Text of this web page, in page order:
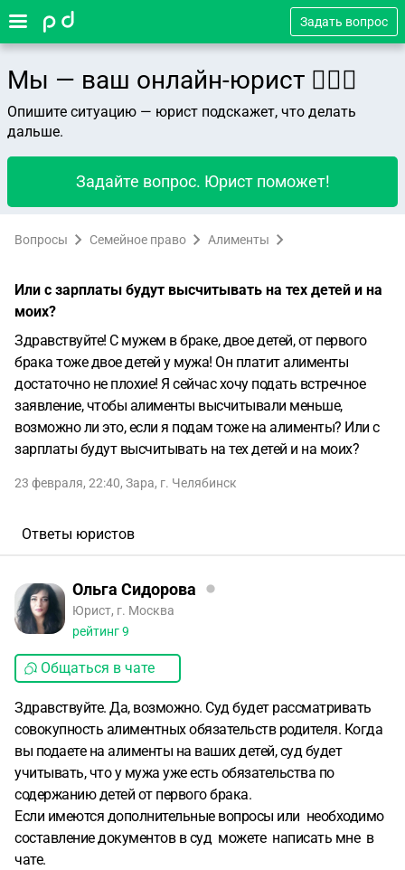
Задать вопрос
Мы — ваш онлайн-юрист 👨🏻‍⚖️
Опишите ситуацию — юрист подскажет, что делать
дальше.
Задайте вопрос. Юрист поможет!
Вопросы Семейное право Алименты
Или с зарплаты будут высчитывать на тех детей и на
моих?
Здравствуйте! С мужем в браке, двое детей, от первого
брака тоже двое детей у мужа! Он платит алименты
достаточно не плохие! Я сейчас хочу подать встречное
заявление, чтобы алименты высчитывали меньше,
возможно ли это, если я подам тоже на алименты? Или с
зарплаты будут высчитывать на тех детей и на моих?
23 февраля, 22:40, Зара, г. Челябинск
Ответы юристов
Ольга Сидорова
Юрист, г. Москва
рейтинг9
Общаться в чате
Здравствуйте. Да, возможно. Суд будет рассматривать
совокупность алиментных обязательств родителя. Когда
вы подаете на алименты на ваших детей, суд будет
учитывать, что у мужа уже есть обязательства по
содержанию детей от первого брака.
Если имеются дополнительные вопросы или необходимо
составление документов в суд можете написать мне в
чате.